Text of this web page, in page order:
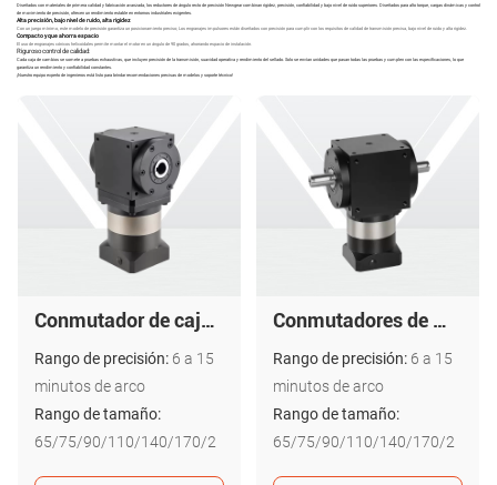
Diseñados con materiales de primera calidad y fabricación avanzada, los reductores de ángulo recto de precisión Newgear combinan rigidez, precisión, confiabilidad y bajo nivel de ruido superiores. Diseñados para alto torque, cargas dinámicas y control
de movimiento de precisión, ofrecen un rendimiento estable en entornos industriales exigentes.
Alta precisión, bajo nivel de ruido, alta rigidez
Con un juego mínimo, este modelo de precisión garantiza un posicionamiento preciso; Los engranajes impulsores están diseñados con precisión para cumplir con los requisitos de calidad de transmisión precisa, bajo nivel de ruido y alta rigidez.
Compacto y que ahorra espacio
El uso de engranajes cónicos helicoidales permite montar el motor en un ángulo de 90 grados, ahorrando espacio de instalación.
Riguroso control de calidad:
Cada caja de cambios se somete a pruebas exhaustivas, que incluyen precisión de la transmisión, suavidad operativa y rendimiento del sellado. Solo se envían unidades que pasan todas las pruebas y cumplen con las especificaciones, lo que
garantiza un rendimiento y confiabilidad constantes.
¡Nuestro equipo experto de ingenieros está listo para brindar recomendaciones precisas de modelos y soporte técnico!
Conmutador de caja de cambios de salida de doble orificio - Serie AT-FH
Rango de precisión: 6 a 15
minutos de arco
Rango de tamaño:
65/75/90/110/140/170/2
Conmutadores de motor de salida de doble eje - Serie AT-FL
Rango de precisión: 6 a 15
minutos de arco
Rango de tamaño:
65/75/90/110/140/170/2